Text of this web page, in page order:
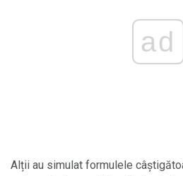
ad
Alții au simulat formulele